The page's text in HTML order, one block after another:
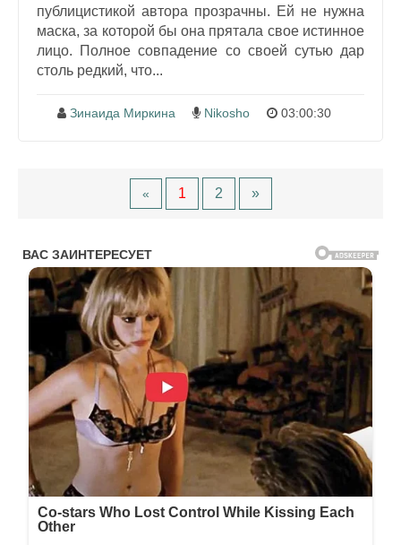
публицистикой автора прозрачны. Ей не нужна
маска, за которой бы она прятала свое истинное
лицо. Полное совпадение со своей сутью дар
столь редкий, что...
Зинаида Миркина Nikosho 03:00:30
« 1 2 »